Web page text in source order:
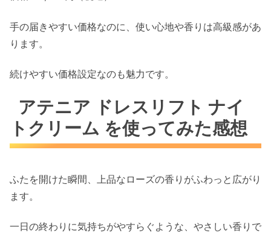
手の届きやすい価格なのに、使い心地や香りは高級感があ
ります。
続けやすい価格設定なのも魅力です。
アテニア ドレスリフト ナイ
トクリーム を使ってみた感想
ふたを開けた瞬間、上品なローズの香りがふわっと広がり
ます。
一日の終わりに気持ちがやすらぐような、やさしい香りで